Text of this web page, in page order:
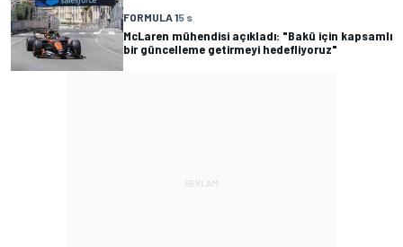
FORMULA 15 s
McLaren mühendisi açıkladı: "Bakü için kapsamlı
bir güncelleme getirmeyi hedefliyoruz"